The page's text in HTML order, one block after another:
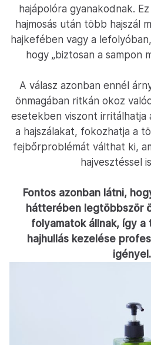
hajápolóra gyanakodnak.
hajmosás után több hajszál
hajkefében vagy a
hogy „biztosan a sampon
A válasz azonban ennél
önmagában ritkán okoz
esetekben viszont
a hajszálakat, fokozhatja a
fejbőrproblémát válthat ki,
hajvesztéssel
Fontos azonban látni,
hátterében legtöbbször
folyamatok állnak, így
hajhullás kezelése
igényel.